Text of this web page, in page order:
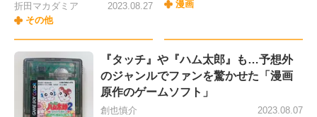
折田マカダミア
その他
2023.08.27
漫画
『タッチ』や『ハム太郎』も…予想外
のジャンルでファンを驚かせた「漫画
原作のゲームソフト」
創也慎介
2023.08.07